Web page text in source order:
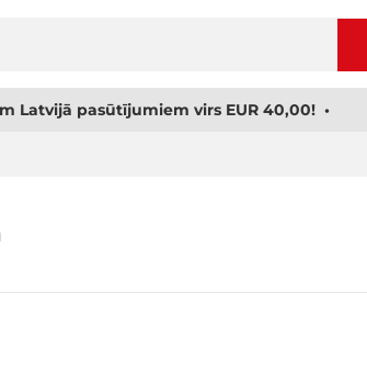
Latvijā pasūtījumiem virs EUR 40,00! •